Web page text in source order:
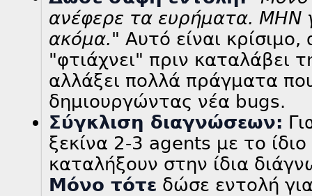
ανέφερε τα ευρήματα. ΜΗΝ
ακόμα." Αυτό είναι
"φτιάχνει" πριν καταλάβει
αλλάξει πολλά πράγματα
δημιουργώντας νέα bugs.
Σύγκλιση διαγνώσεων:
ξεκίνα 2-3 agents με το
καταλήξουν στην ίδια
Μόνο τότε δώσε εντολή